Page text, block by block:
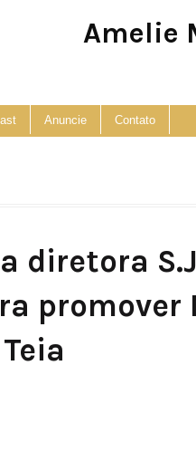
Amelie
Anuncie Contato
diretora
promover
Teia